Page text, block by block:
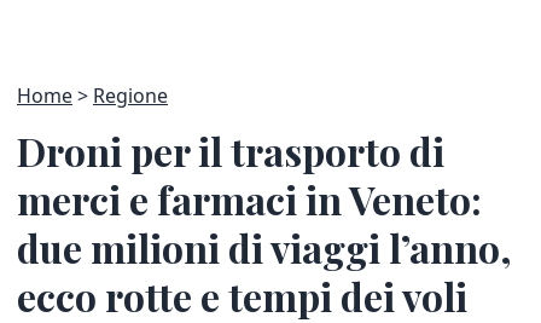
Home Regione
Droni per il trasporto di
merci e farmaci in Veneto:
due milioni di viaggi l’anno,
ecco rotte e tempi dei voli